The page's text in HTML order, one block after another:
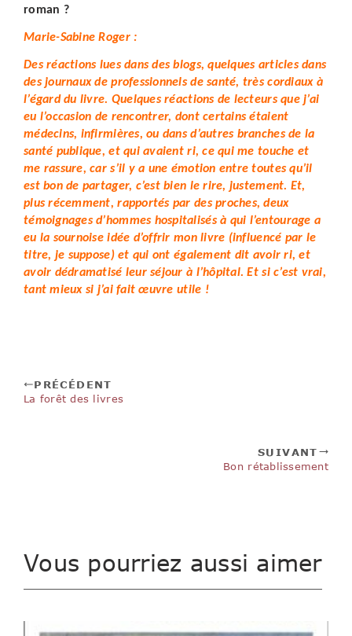
roman ?
Marie-Sabine Roger :
Des réactions lues dans des blogs, quelques articles dans
des journaux de professionnels de santé, très cordiaux à
l’égard du livre. Quelques réactions de lecteurs que j’ai
eu l’occasion de rencontrer, dont certains étaient
médecins, infirmières, ou dans d’autres branches de la
santé publique, et qui avaient ri, ce qui me touche et
me rassure, car s’il y a une émotion entre toutes qu’il
est bon de partager, c’est bien le rire, justement. Et,
plus récemment, rapportés par des proches, deux
témoignages d’hommes hospitalisés à qui l’entourage a
eu la sournoise idée d’offrir mon livre (influencé par le
titre, je suppose) et qui ont également dit avoir ri, et
avoir dédramatisé leur séjour à l’hôpital. Et si c’est vrai,
tant mieux si j’ai fait œuvre utile !
PRÉCÉDENT
La forêt des livres
SUIVANT
Bon rétablissement
Vous pourriez aussi aimer